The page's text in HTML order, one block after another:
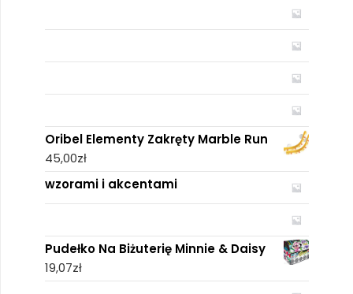
Oribel Elementy Zakręty Marble Run
45,00zł
wzorami i akcentami
Pudełko Na Biżuterię Minnie & Daisy
19,07zł